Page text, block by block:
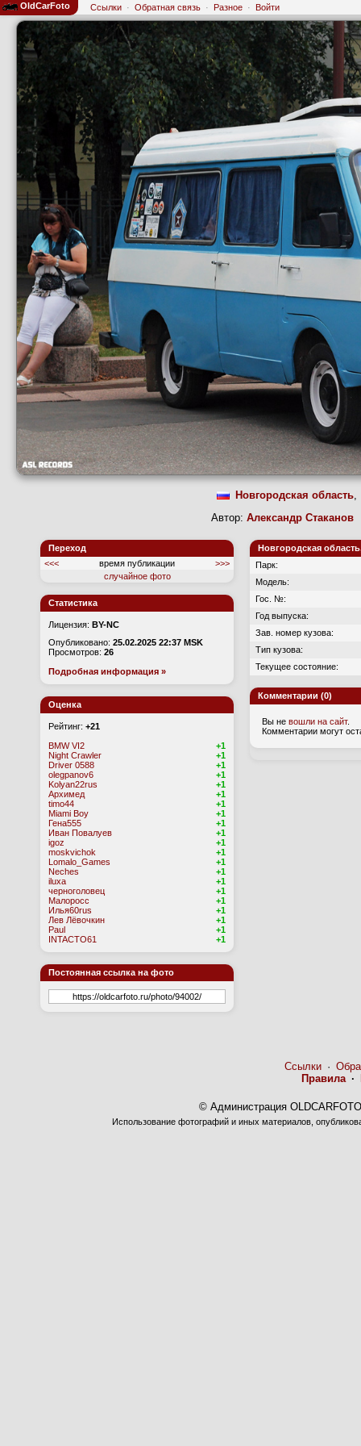
OldCarFoto Ссылки · Обратная связь · Разное · Войти
Новгородская область,
Автор: Александр Стаканов
Переход
<<<
время публикации
>>>
случайное фото
Статистика
Лицензия: BY-NC
Опубликовано: 25.02.2025 22:37 MSK
Просмотров: 26
Подробная информация »
Оценка
Рейтинг: +21
BMW VI2
+1
Night Crawler
+1
Driver 0588
+1
olegpanov6
+1
Kolyan22rus
+1
Архимед
+1
timo44
+1
Miami Boy
+1
Гена555
+1
Иван Повалуев
+1
igoz
+1
moskvichok
+1
Lomalo_Games
+1
Neches
+1
iluxa
+1
черноголовец
+1
Малоросс
+1
Илья60rus
+1
Лев Лёвочкин
+1
Paul
+1
INTACTO61
+1
Постоянная ссылка на фото
Новгородская
Парк:
Модель:
Гос. №:
Год выпуска:
Зав. номер кузова:
Тип кузова:
Текущее состояние:
Комментарии (0)
Вы не вошли на сайт.
Комментарии могут
Ссылки·
Правила·
© Администрация
Использование фотографий и иных материалов,